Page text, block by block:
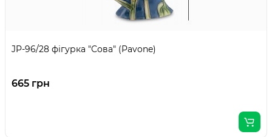
JP-96/28 фігурка "Сова" (Pavone)
665 грн